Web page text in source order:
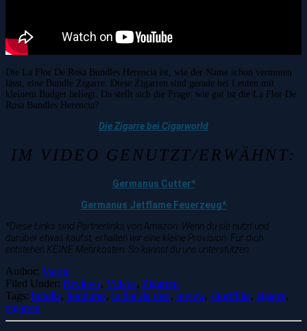
Die La Flor De Rosa Bundles Herencia ist, wie der Name schon vermuten
lässt, eine Bundle Zigarre. Diese Zigarren sind gerade bei Leuten mit
kleinem Budget beliegt. Da stellt sich die Frage: wie gut ist die La Flor De
Rosa Bundles Herencia?
Die Zigarre bei Cigarworld
IM VIDEO GENUTZT/ERWÄHNT:
Germanus Cutter*
Germanus Jetflame Feuerzeug*
*Diese Links sind Partnerlinks von Amazon. Wenn du sie nutzt und
darüber etwas kaufst, erhalten wir eine kleine Provision. Für dich
entstehen KEINE Mehrkosten. So kannst du uns unterstützen.
Author: Martin
Filed Under: Reviews, Videos, Zigarren
Tags: bundle, honduras, la flor de rosa, review, shortfiller, zigarre,
zigarren